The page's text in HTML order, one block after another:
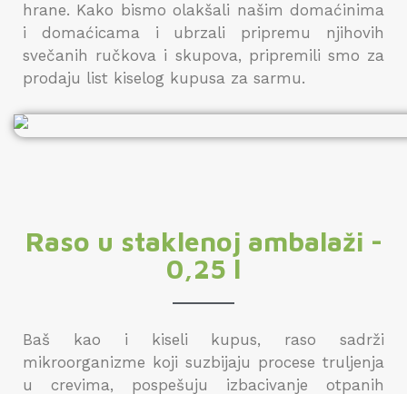
hrane. Kako bismo olakšali našim domaćinima
i domaćicama i ubrzali pripremu njihovih
svečanih ručkova i skupova, pripremili smo za
prodaju list kiselog kupusa za sarmu.
Raso u staklenoj ambalaži -
0,25 l
Baš kao i kiseli kupus, raso sadrži
mikroorganizme koji suzbijaju procese truljenja
u crevima, pospešuju izbacivanje otpanih